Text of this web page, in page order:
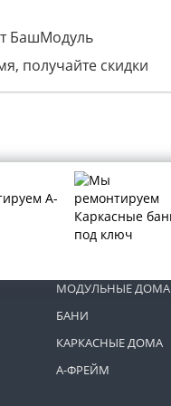
БашМодуль
получайте скидки
МОДУЛЬНЫЕ ДОМА
БАНИ
КАРКАСНЫЕ ДОМА
А-ФРЕЙМ